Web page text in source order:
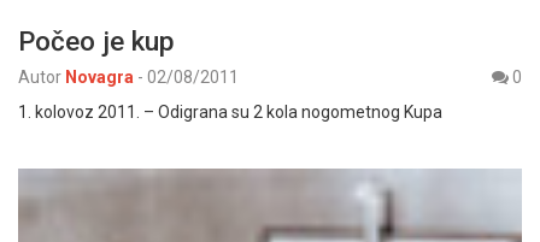
Počeo je kup
Autor Novagra - 02/08/2011
0
1. kolovoz 2011. – Odigrana su 2 kola nogometnog Kupa